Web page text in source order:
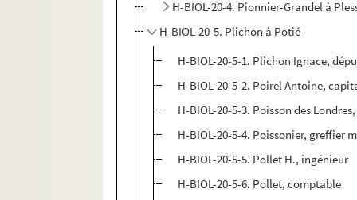
H-BIOL-20-4. Pionnier-Grandel à
H-BIOL-20-5. Plichon à Potié
H-BIOL-20-5-1. Plichon Ignace,
H-BIOL-20-5-2. Poirel Antoine,
H-BIOL-20-5-3. Poisson des
H-BIOL-20-5-4. Poissonier, greffier
H-BIOL-20-5-5. Pollet H., ingénieur
H-BIOL-20-5-6. Pollet, comptable